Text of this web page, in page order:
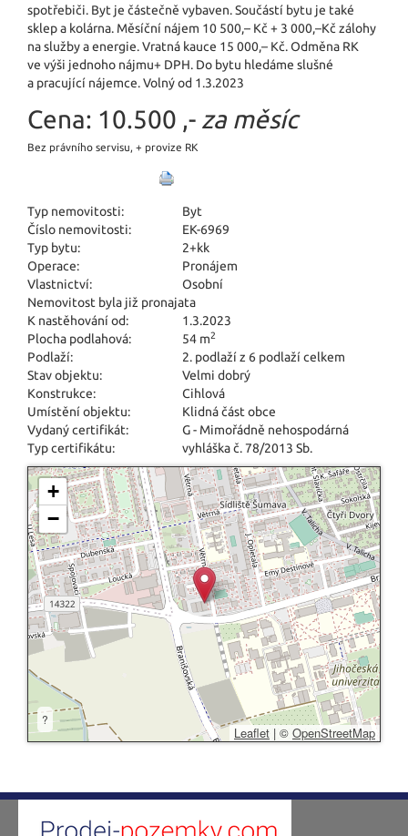
spotřebiči. Byt je částečně vybaven. Součástí bytu je také
sklep a kolárna. Měsíční nájem 10 500,– Kč + 3 000,–Kč zálohy
na služby a energie. Vratná kauce 15 000,– Kč. Odměna RK
ve výši jednoho nájmu+ DPH. Do bytu hledáme slušné
a pracující nájemce. Volný od 1.3.2023
Cena: 10.500 ,- za měsíc
Bez právního servisu, + provize RK
Typ nemovitosti:
Byt
Číslo nemovitosti:
EK-6969
Typ bytu:
2+kk
Operace:
Pronájem
Vlastnictví:
Osobní
Nemovitost byla již pronajata
K nastěhování od:
1.3.2023
Plocha podlahová:
54 m2
Podlaží:
2. podlaží z 6 podlaží celkem
Stav objektu:
Velmi dobrý
Konstrukce:
Cihlová
Umístění objektu:
Klidná část obce
Vydaný certifikát:
G - Mimořádně nehospodárná
Typ certifikátu:
vyhláška č. 78/2013 Sb.
+
−
?
Leaflet | © OpenStreetMap